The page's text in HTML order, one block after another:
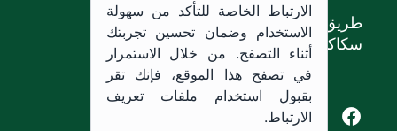
طريق الملك خالد،
سكاكا, المملكة العربية السعودية.
Facebook of Jouf University
X of Jouf University
الارتباط الخاصة للتأكد من سهولة
الاستخدام وضمان تحسين تجربتك
أثناء التصفح. من خلال الاستمرار
في تصفح هذا الموقع، فإنك تقر
بقبول استخدام ملفات تعريف
الارتباط.